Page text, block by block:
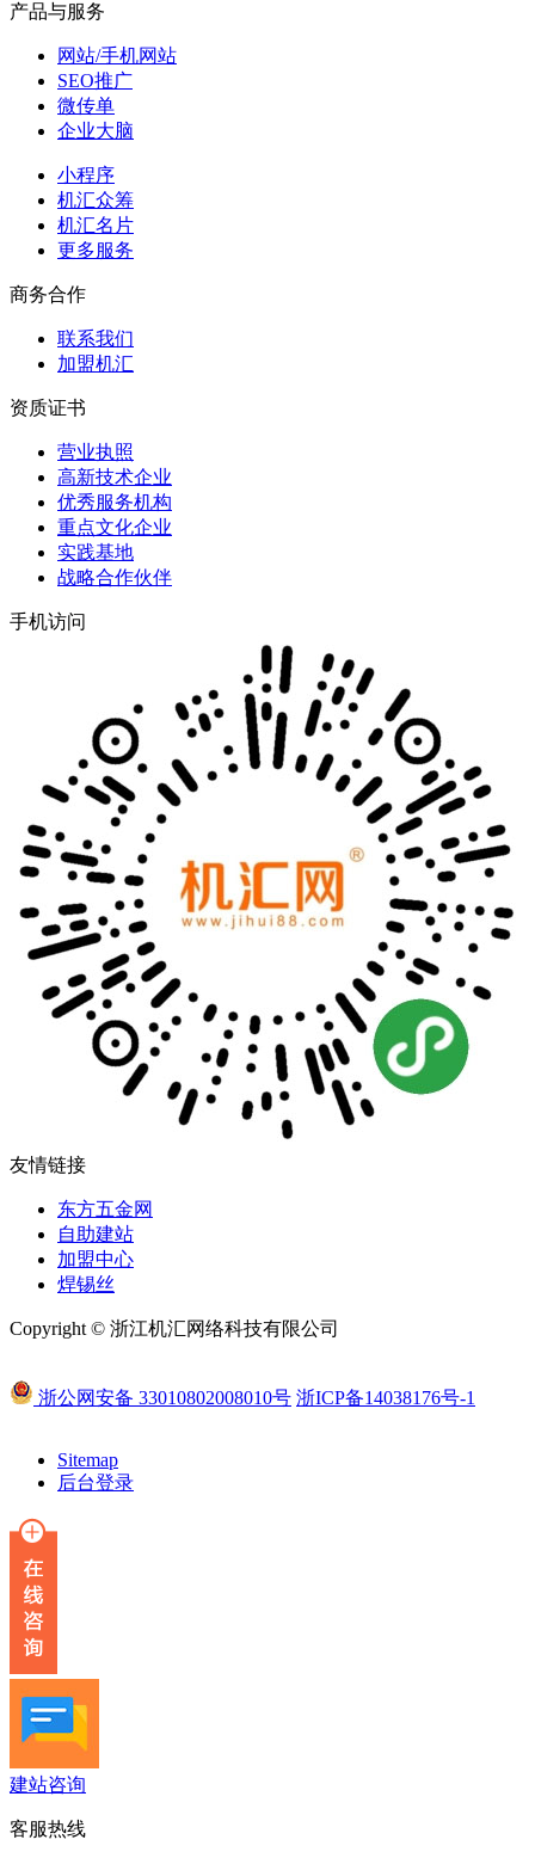
产品与服务
网站/手机网站
SEO推广
微传单
企业大脑
小程序
机汇众筹
机汇名片
更多服务
商务合作
联系我们
加盟机汇
资质证书
营业执照
高新技术企业
优秀服务机构
重点文化企业
实践基地
战略合作伙伴
手机访问
友情链接
东方五金网
自助建站
加盟中心
焊锡丝
Copyright © 浙江机汇网络科技有限公司
浙公网安备 33010802008010号 浙ICP备14038176号-1
Sitemap
后台登录
建站咨询
客服热线